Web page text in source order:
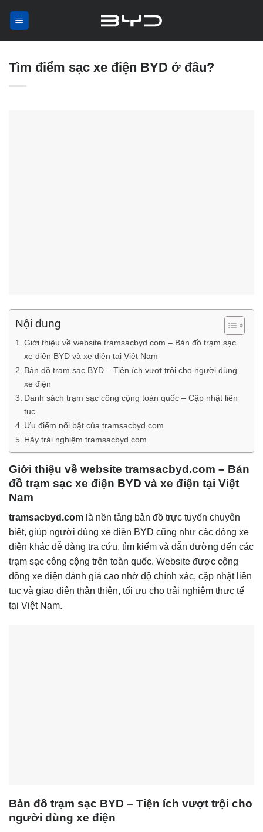
Tìm điểm sạc xe điện BYD ở đâu?
Nội dung
Giới thiệu về website tramsacbyd.com – Bản đồ trạm sạc
xe điện BYD và xe điện tại Việt Nam
Bản đồ trạm sạc BYD – Tiện ích vượt trội cho người dùng
xe điện
Danh sách trạm sạc công cộng toàn quốc – Cập nhật liên
tục
Ưu điểm nổi bật của tramsacbyd.com
Hãy trải nghiệm tramsacbyd.com
Giới thiệu về website tramsacbyd.com – Bản
đồ trạm sạc xe điện BYD và xe điện tại Việt
Nam
tramsacbyd.com là nền tảng bản đồ trực tuyến chuyên
biệt, giúp người dùng xe điện BYD cũng như các dòng xe
điện khác dễ dàng tra cứu, tìm kiếm và dẫn đường đến các
trạm sạc công cộng trên toàn quốc. Website được cộng
đồng xe điện đánh giá cao nhờ độ chính xác, cập nhật liên
tục và giao diện thân thiện, tối ưu cho trải nghiệm thực tế
tại Việt Nam.
Bản đồ trạm sạc BYD – Tiện ích vượt trội cho
người dùng xe điện